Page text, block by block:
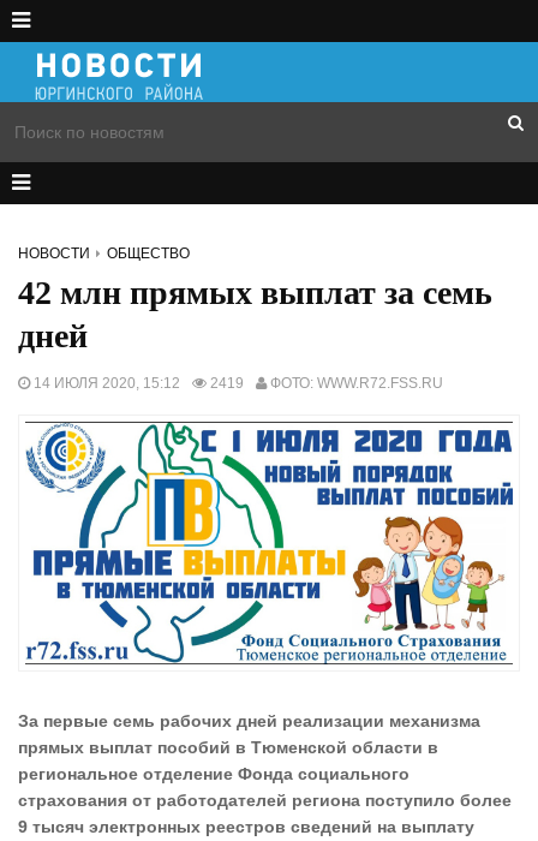
НОВОСТИ ОБЩЕСТВО
42 млн прямых выплат за семь
дней
14 ИЮЛЯ 2020, 15:12 2419 ФОТО: WWW.R72.FSS.RU
За первые семь рабочих дней реализации механизма
прямых выплат пособий в Тюменской области в
региональное отделение Фонда социального
страхования от работодателей региона поступило более
9 тысяч электронных реестров сведений на выплату